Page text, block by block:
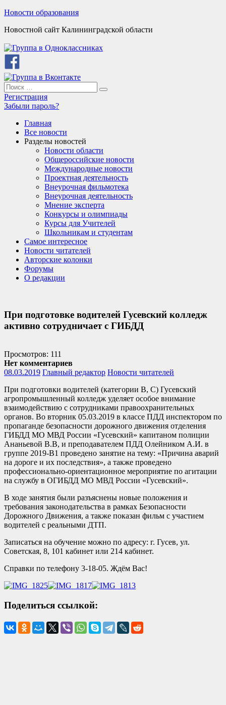
Skip
content
Новости образования
Новостной сайт Калининградской области
Search
for:
Search
Регистрация
Забыли пароль?
Главная
Все новости
Разделы новостей
Новости области
Общероссийские новости
Международные новости
Проектная деятельность
Внеурочная фильмотека
Внеурочная деятельность
Мнение эксперта
Конкурсы и олимпиады
Курсы для Учителей
Школьникам и студентам
Самое интересное
Новости читателей
Авторские колонки
Форумы
О редакции
При подготовке водителей Гусевский колледж
активно сотрудничает с ГИБДД
Просмотров: 111
Нет комментариев
08.03.2019 Главный редактор Новости читателей
При подготовки водителей (категории B, C) Гусевский
агропромышленный колледж уделяет особое внимание
взаимодействию с сотрудниками правоохранительных
органов. Во вторник 05.03.2019 в классе ПДД инспектором по
пропаганде безопасности дорожного движения отделения
ГИБДД МО МВД России «Гусевский» капитаном полиции
Ананьевой В.В, и преподавателем ПДД Олейником А.И. в
группе 2019-B1 проведено занятие на тему: «Причина аварий
на дороге и их последствия», а также проведено
профессионально-ориентационное мероприятие по агитации
на службу в ОГИБДД МО МВД России «Гусевский».
В ходе занятия были разъяснены новые положения и
требования законодательства в рамках Безопасности
Дорожного Движения, а также показан фильм с участием
водителей с реальными ДТП.
Записаться на обучение можно по адресу: г. Гусев, ул.
Советская, 8, 101 кабинет или 214 кабинет.
Справки по телефону 3-18-05. Ждём Вас!
Поделиться ссылкой: